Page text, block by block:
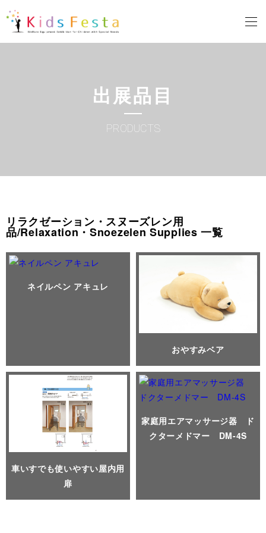
出展品目
PRODUCTS
リラクゼーション・スヌーズレン用
品/Relaxation・Snoezelen Supplies 一覧
ネイルペン アキュレ
おやすみベア
車いすでも使いやすい屋内用
扉
家庭用エアマッサージ器 ド
クターメドマー DM-4S